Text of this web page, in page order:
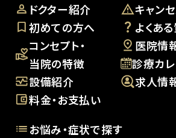
ドクター紹介
初めての方へ
コンセプト・
当院の特徴
設備紹介
料金・お支払い
キャン
よくあ
医院情
診療カ
求人情
お悩み・症状で探す